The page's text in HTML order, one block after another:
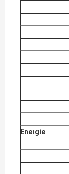
Energie